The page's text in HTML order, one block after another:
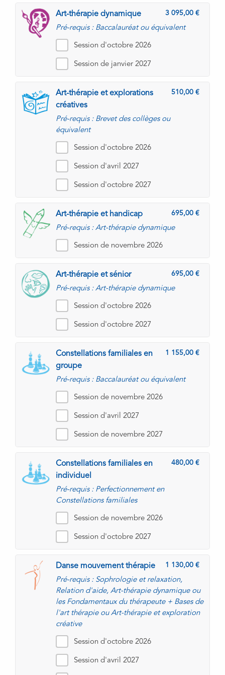
3 095,00
Art-thérapie dynamique
Pré-requis : Baccalauréat ou équivalent
Session d'octobre 2026
Session de janvier 2027
510,00
Art-thérapie et explorations
créatives
Pré-requis : Brevet des collèges ou
équivalent
Session d'octobre 2026
Session d'avril 2027
Session d'octobre 2027
695,00
Art-thérapie et handicap
Pré-requis : Art-thérapie dynamique
Session de novembre 2026
695,00
Art-thérapie et sénior
Pré-requis : Art-thérapie dynamique
Session d'octobre 2026
Session d'octobre 2027
1 155,00
Constellations familiales en
groupe
Pré-requis : Baccalauréat ou équivalent
Session de novembre 2026
Session d'avril 2027
Session de novembre 2027
480,00
Constellations familiales en
individuel
Pré-requis : Perfectionnement en
Constellations familiales
Session de novembre 2026
Session d'octobre 2027
1 130,00
Danse mouvement thérapie
Pré-requis : Sophrologie et relaxation,
Relation d'aide, Art-thérapie dynamique ou
les Fondamentaux du thérapeute + Bases de
l'art thérapie ou Art-thérapie et exploration
créative
Session d'octobre 2026
Session d'avril 2027